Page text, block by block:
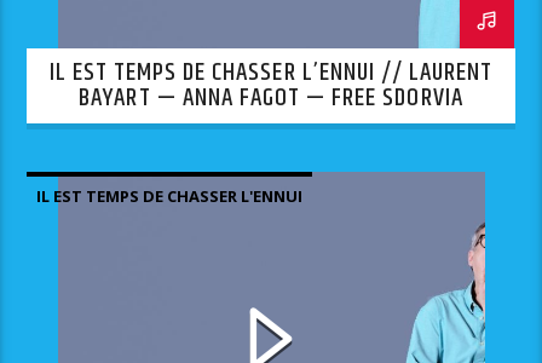
IL EST TEMPS DE CHASSER L’ENNUI // LAURENT
BAYART — ANNA FAGOT — FREE SDORVIA
IL EST TEMPS DE CHASSER L'ENNUI